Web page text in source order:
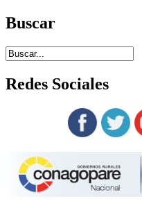
Buscar
Redes Sociales